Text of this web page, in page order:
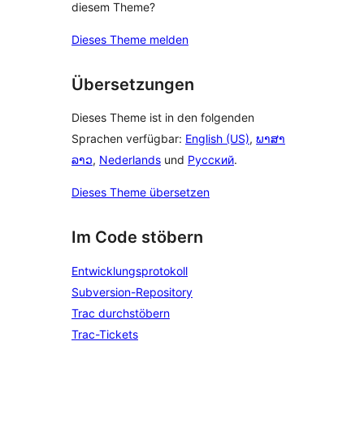
diesem Theme?
Dieses Theme melden
Übersetzungen
Dieses Theme ist in den folgenden
Sprachen verfügbar: English (US), ພາສາ
ລາວ, Nederlands und Русский.
Dieses Theme übersetzen
Im Code stöbern
Entwicklungsprotokoll
Subversion-Repository
Trac durchstöbern
Trac-Tickets